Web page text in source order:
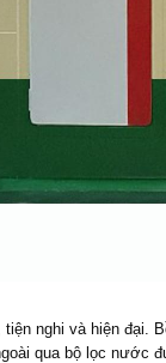
tiện nghi và hiện
qua bộ lọc nước